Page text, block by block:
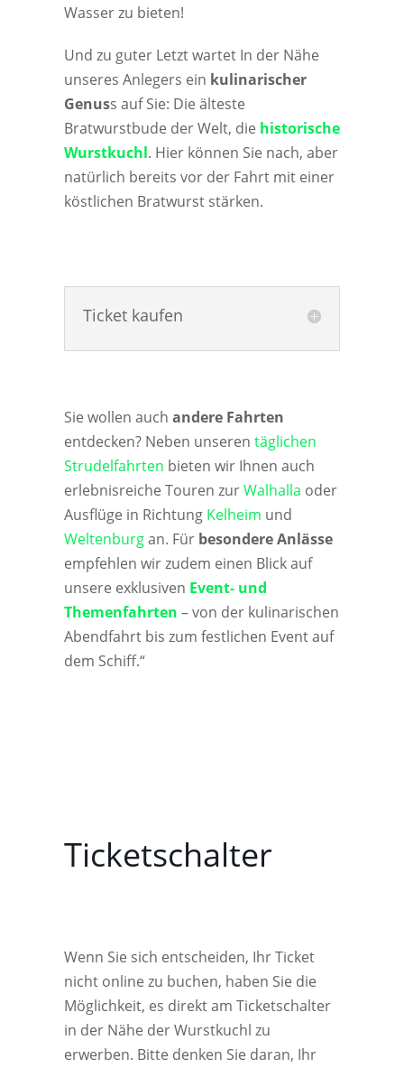
Wasser zu bieten!
Und zu guter Letzt wartet In der Nähe
unseres Anlegers ein kulinarischer
Genuss auf Sie: Die älteste
Bratwurstbude der Welt, die historische
Wurstkuchl. Hier können Sie nach, aber
natürlich bereits vor der Fahrt mit einer
köstlichen Bratwurst stärken.
Ticket kaufen
Sie wollen auch andere Fahrten
entdecken? Neben unseren täglichen
Strudelfahrten bieten wir Ihnen auch
erlebnisreiche Touren zurWalhalla oder
Ausflüge in Richtung Kelheim und
Weltenburgan. Für besondere Anlässe
empfehlen wir zudem einen Blick auf
unsere exklusiven Event- und
Themenfahrten – von der kulinarischen
Abendfahrt bis zum festlichen Event auf
dem Schiff.“
Ticketschalter
Wenn Sie sich entscheiden, Ihr Ticket
nicht online zu buchen, haben Sie die
Möglichkeit, es direkt am Ticketschalter
in der Nähe der Wurstkuchl zu
erwerben. Bitte denken Sie daran, Ihr